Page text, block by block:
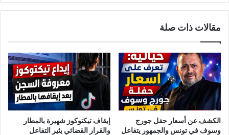
مقالات ذات صلة
الكشف عن أسعار حفل جورج
وسوف في تونس والجمهور يتفاعل
إيقاف تيكتوكوز شهيرة بالمطار
والقرار القضائي يثير التفاعل